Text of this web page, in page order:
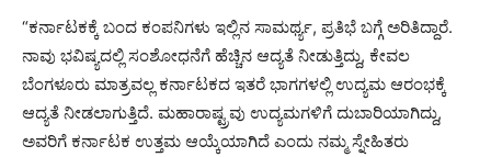
“ಕರ್ನಾಟಕಕ್ಕೆ ಬಂದ ಕಂಪನಿಗಳು ಇಲ್ಲಿನ ಸಾಮರ್ಥ್ಯ, ಪ್ರತಿಭೆ ಬಗ್ಗೆ ಅರಿತಿದ್ದಾರೆ.
ನಾವು ಭವಿಷ್ಯದಲ್ಲಿ ಸಂಶೋಧನೆಗೆ ಹೆಚ್ಚಿನ ಆದ್ಯತೆ ನೀಡುತ್ತಿದ್ದು, ಕೇವಲ
ಬೆಂಗಳೂರು ಮಾತ್ರವಲ್ಲ ಕರ್ನಾಟಕದ ಇತರೆ ಭಾಗಗಳಲ್ಲಿ ಉದ್ಯಮ ಆರಂಭಕ್ಕೆ
ಆದ್ಯತೆ ನೀಡಲಾಗುತ್ತಿದೆ. ಮಹಾರಾಷ್ಟ್ರವು ಉದ್ಯಮಗಳಿಗೆ ದುಬಾರಿಯಾಗಿದ್ದು,
ಅವರಿಗೆ ಕರ್ನಾಟಕ ಉತ್ತಮ ಆಯ್ಕೆಯಾಗಿದೆ ಎಂದು ನಮ್ಮ ಸ್ನೇಹಿತರು